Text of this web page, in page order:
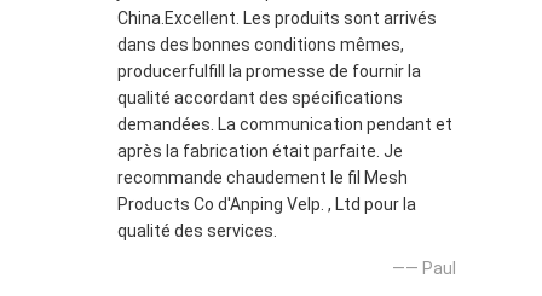
China.Excellent. Les produits sont arrivés
dans des bonnes conditions mêmes,
producerfulfill la promesse de fournir la
qualité accordant des spécifications
demandées. La communication pendant et
après la fabrication était parfaite. Je
recommande chaudement le fil Mesh
Products Co d'Anping Velp. , Ltd pour la
qualité des services.
—— Paul